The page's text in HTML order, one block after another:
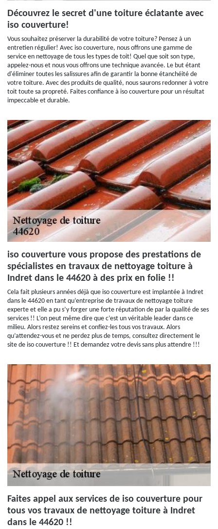
Découvrez le secret d'une toiture éclatante avec
iso couverture!
Vous souhaitez préserver la durabilité de votre toiture? Pensez à un
entretien régulier! Avec iso couverture, nous offrons une gamme de
service en nettoyage de tous les types de toit! Quel que soit son type,
appelez-nous et nous vous offrons une technique avancée. Le but étant
d'éliminer toutes les salissures afin de garantir la bonne étanchéité de
votre toiture. Avec des produits de qualité, nous saurons redonner à votre
toit toute sa propreté. Faites confiance à iso couverture pour un résultat
impeccable et durable.
iso couverture vous propose des prestations de
spécialistes en travaux de nettoyage toiture à
Indret dans le 44620 à des prix en folie !!
Cela fait plusieurs années déjà que iso couverture est implantée à Indret
dans le 44620 en tant qu’entreprise de travaux de nettoyage toiture
experte et elle a pu s’y forger une forte réputation de par la qualité de ses
services !! L’on peut même dire que c’est un véritable leader dans ce
milieu. Alors restez sereins et confiez-les tous vos travaux. Alors
qu’attendez-vous et ne perdez plus de temps, consultez directement le
site de iso couverture !! Et demandez votre devis sans plus attendre !!!
Faites appel aux services de iso couverture pour
tous vos travaux de nettoyage toiture à Indret
dans le 44620 !!